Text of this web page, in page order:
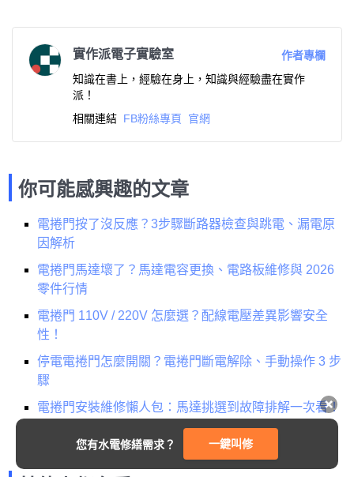
您有水電修繕需求？ 一鍵叫修
實作派電子實驗室
作者專欄
知識在書上，經驗在身上，知識與經驗盡在實作
派！
相關連結 FB粉絲專頁 官網
你可能感興趣的文章
電捲門按了沒反應？3步驟斷路器檢查與跳電、漏電原
因解析
電捲門馬達壞了？馬達電容更換、電路板維修與 2026
零件行情
電捲門 110V / 220V 怎麼選？配線電壓差異影響安全
性！
停電電捲門怎麼開關？電捲門斷電解除、手動操作 3 步
驟
電捲門安裝維修懶人包：馬達挑選到故障排解一次看！